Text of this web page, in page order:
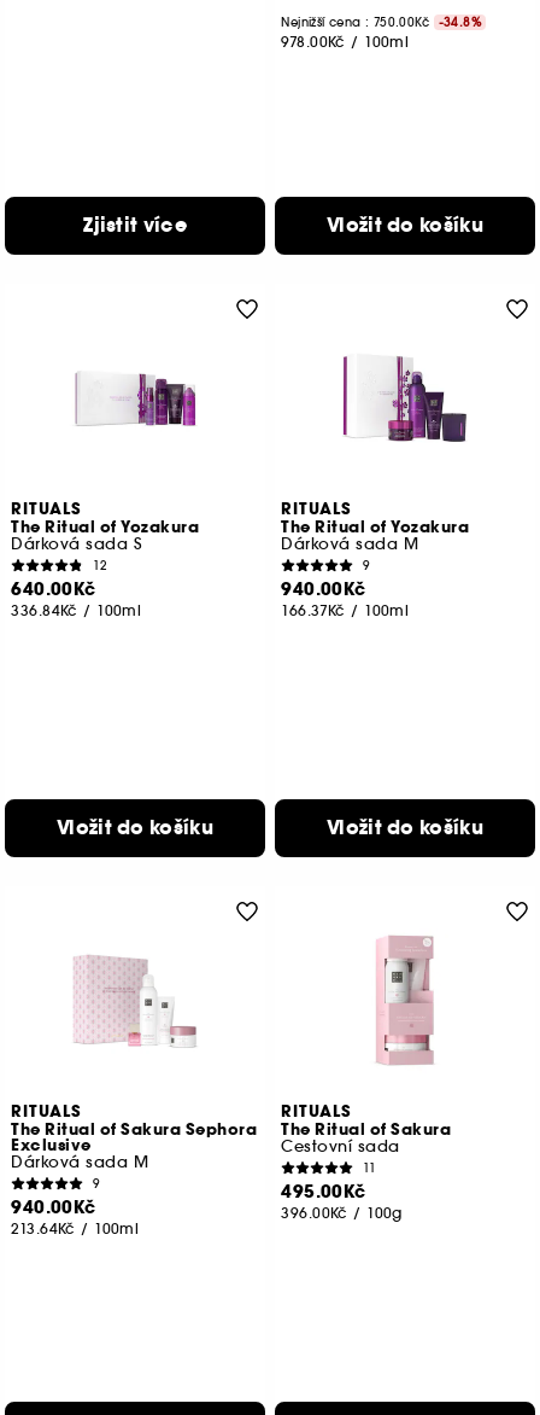
Zjistit více
Nejnižší cena : 750.00Kč -34.8%
978.00Kč / 100ml
Vložit do košíku
RITUALS
The Ritual of Yozakura
Dárková sada S
12
640.00Kč
336.84Kč / 100ml
Vložit do košíku
RITUALS
The Ritual of Yozakura
Dárková sada M
9
940.00Kč
166.37Kč / 100ml
Vložit do košíku
RITUALS
The Ritual of Sakura Sephora
Exclusive
Dárková sada M
9
940.00Kč
213.64Kč / 100ml
RITUALS
The Ritual of Sakura
Cestovní sada
11
495.00Kč
396.00Kč / 100g